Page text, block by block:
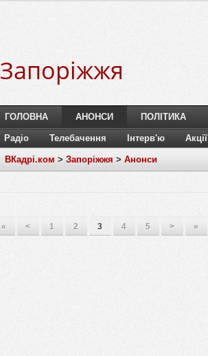
Запоріжжя
ГОЛОВНА АНОНСИ ПОЛІТИКА
Радіо Телебачення Інтерв'ю Акції
ВКадрі.ком > Запоріжжя > Анонси
« < 1 2 3 4 5 > »